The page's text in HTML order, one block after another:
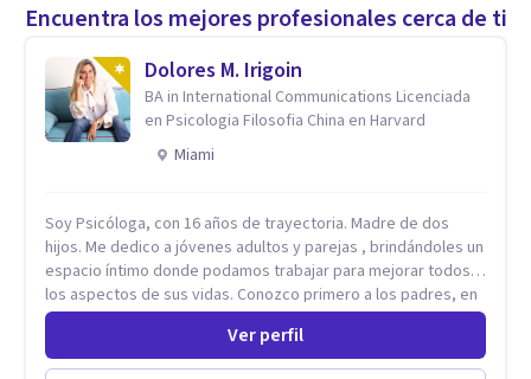
Encuentra los mejores profesionales cerca de ti
Dolores M. Irigoin
BA in International Communications Licenciada
en Psicologia Filosofia China en Harvard
Miami
Soy Psicóloga, con 16 años de trayectoria. Madre de dos
hijos. Me dedico a jóvenes adultos y parejas , brindándoles un
espacio íntimo donde podamos trabajar para mejorar todos
los aspectos de sus vidas. Conozco primero a los padres, en
el caso de niños u adolescentes, para luego seguir la terapia
con sus hijos, apuntalándolos en su futuro personal,
universitario y profesional, siempre conteniendo
Ver perfil